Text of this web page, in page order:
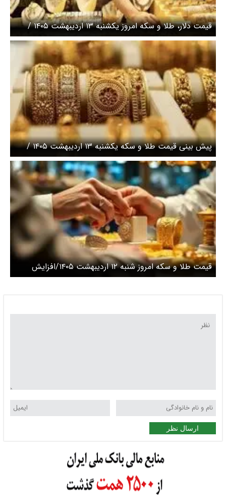
قیمت دلار، طلا و سکه امروز یکشنبه ۱۳ اردیبهشت ۱۴۰۵ /
پرش ۶ هزار تومانی قیمت دلار + جدول
پیش بینی قیمت طلا و سکه یکشنبه ۱۳ اردیبهشت ۱۴۰۵ /
خیز طلا برای فتح کانال‌های جدید
قیمت طلا و سکه امروز شنبه ۱۲ اردیبهشت ۱۴۰۵/افزایش
قیمت طلا و سکه
ارسال نظر